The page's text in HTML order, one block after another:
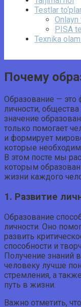
Testlar
PISA
Texnika
Почему
Образование — это
личности,
значение
только помогает
и формирует
которые
В этом посте мы
которым
жизни каждого
1. Развитие
Образование
личности. Оно
развить
способности и
Получение знаний
человеку лучше
стремления, а
путь в жизни.
Важно отметить,